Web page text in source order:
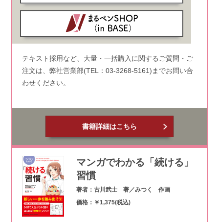
テキスト採用など、大量・一括購入に関するご質問・ご
注文は、弊社営業部(TEL：03-3268-5161)までお問い合
わせください。
書籍詳細はこちら
マンガでわかる「続ける」
習慣
著者：古川武士 著／みつく 作画
価格：￥1,375(税込)